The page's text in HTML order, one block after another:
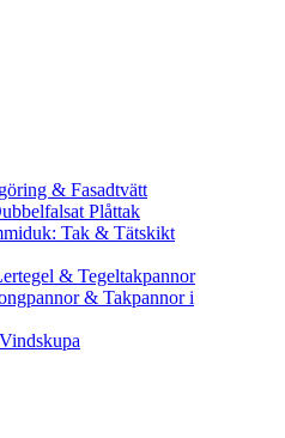
& Fasadtvätt
Plåttak
Tak & Tätskikt
& Tegeltakpannor
& Takpannor i